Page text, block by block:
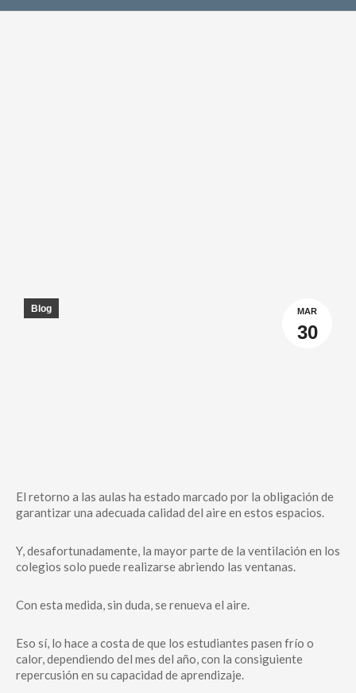
MAR
30
Blog
El retorno a las aulas ha estado marcado por la obligación de
garantizar una adecuada calidad del aire en estos espacios.
Y, desafortunadamente, la mayor parte de la ventilación en los
colegios solo puede realizarse abriendo las ventanas.
Con esta medida, sin duda, se renueva el aire.
Eso sí, lo hace a costa de que los estudiantes pasen frío o
calor, dependiendo del mes del año, con la consiguiente
repercusión en su capacidad de aprendizaje.